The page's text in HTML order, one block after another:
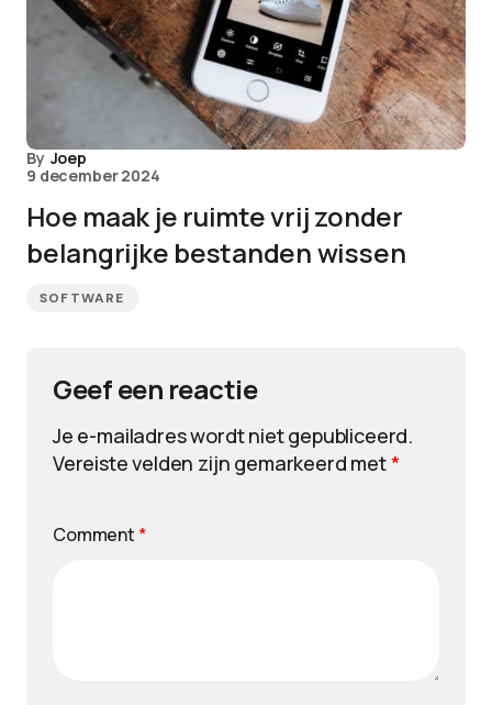
By Joep
9 december 2024
Hoe maak je ruimte vrij zonder
belangrijke bestanden wissen
SOFTWARE
Geef een reactie
Je e-mailadres wordt niet gepubliceerd.
Vereiste velden zijn gemarkeerd met*
Comment *